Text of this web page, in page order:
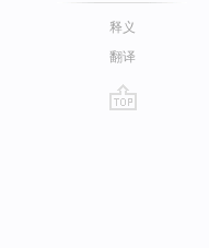
释义
翻译